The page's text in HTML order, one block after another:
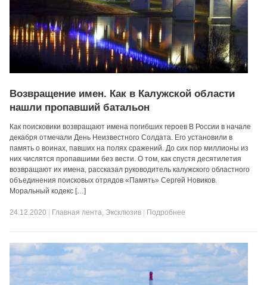
Возвращение имен. Как в Калужской области
нашли пропавший батальон
Как поисковики возвращают имена погибших героев В России в начале
декабря отмечали День Неизвестного Солдата. Его установили в
память о воинах, павших на полях сражений. До сих пор миллионы из
них числятся пропавшими без вести. О том, как спустя десятилетия
возвращают их имена, рассказал руководитель калужского областного
объединения поисковых отрядов «Память» Сергей Новиков.
Моральный кодекс […]
24.12.2020 Главная лента, Эксклюзив Подробнее